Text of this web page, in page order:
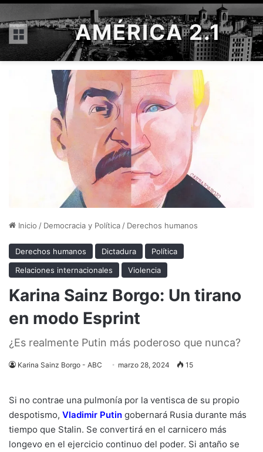
Menú AMÉRICA 2.1
Inicio / Democracia y Política/ Derechos humanos
Derechos humanos Dictadura
Política
Relaciones internacionales
Violencia
Karina Sainz Borgo: Un tirano
en modo Esprint
¿Es realmente Putin más poderoso que nunca?
Karina Sainz Borgo - ABC marzo 28, 2024 15
Si no contrae una pulmonía por la ventisca de su propio
despotismo, Vladimir Putin gobernará Rusia durante más
tiempo que Stalin. Se convertirá en el carnicero más
longevo en el ejercicio continuo del poder. Si antaño se